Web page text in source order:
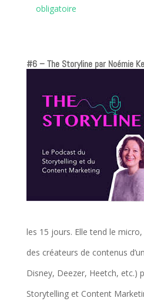
obligatoire
#6 – The Storyline par Noémie
les 15 jours. Elle tend le
des créateurs de contenus
Disney, Deezer, Heetch, etc.)
Storytelling et Content